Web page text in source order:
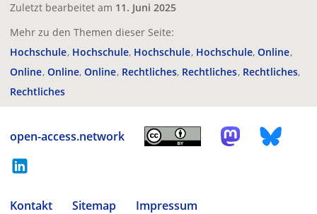
Zuletzt bearbeitet am 11. Juni 2025
Mehr zu den Themen dieser Seite:
Hochschule Hochschule Hochschule Hochschule Online
Online Online Online Rechtliches Rechtliches Rechtliches
Rechtliches
open-access.network
Kontakt Sitemap
Impressum